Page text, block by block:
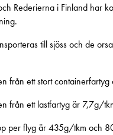
Rederierna i Finland har
till sjöss och de
från ett stort
från ett lastfartyg är 7,7g/
per flyg är 435g/tkm och